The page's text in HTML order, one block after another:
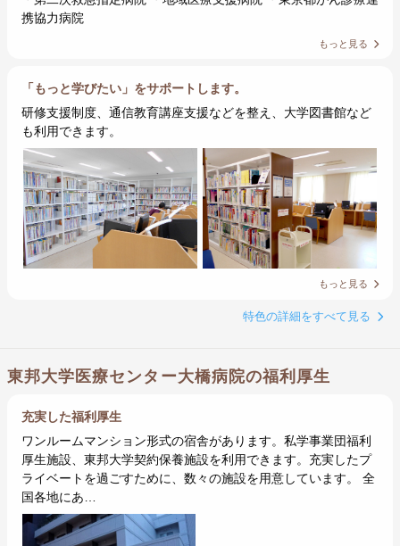
携協力病院
もっと見る
「もっと学びたい」をサポートします。
研修支援制度、通信教育講座支援などを整え、大学図書館など
も利用できます。
もっと見る
特色の詳細をすべて見る
東邦大学医療センター大橋病院の福利厚生
充実した福利厚生
ワンルームマンション形式の宿舎があります。私学事業団福利
厚生施設、東邦大学契約保養施設を利用できます。充実したプ
ライベートを過ごすために、数々の施設を用意しています。 全
国各地にあ…